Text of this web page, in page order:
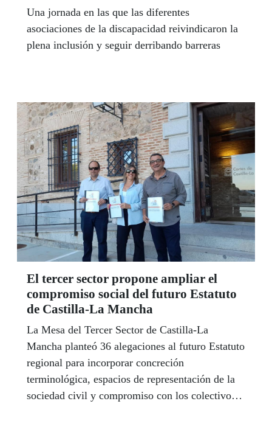
Una jornada en las que las diferentes
asociaciones de la discapacidad reivindicaron la
plena inclusión y seguir derribando barreras
El tercer sector propone ampliar el
compromiso social del futuro Estatuto
de Castilla-La Mancha
La Mesa del Tercer Sector de Castilla-La
Mancha planteó 36 alegaciones al futuro Estatuto
regional para incorporar concreción
terminológica, espacios de representación de la
sociedad civil y compromiso con los colectivos